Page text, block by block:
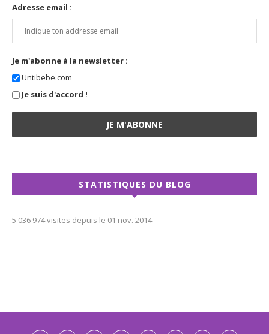
Adresse email :
Je m'abonne à la newsletter :
Untibebe.com
Je suis d'accord !
STATISTIQUES DU BLOG
5 036 974 visites depuis le 01 nov. 2014